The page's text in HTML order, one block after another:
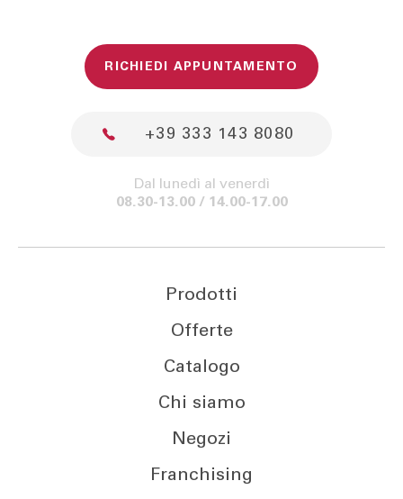
RICHIEDI APPUNTAMENTO
+39 333 143 8080
Dal lunedì al venerdì
08.30-13.00 / 14.00-17.00
Prodotti
Offerte
Catalogo
Chi siamo
Negozi
Franchising